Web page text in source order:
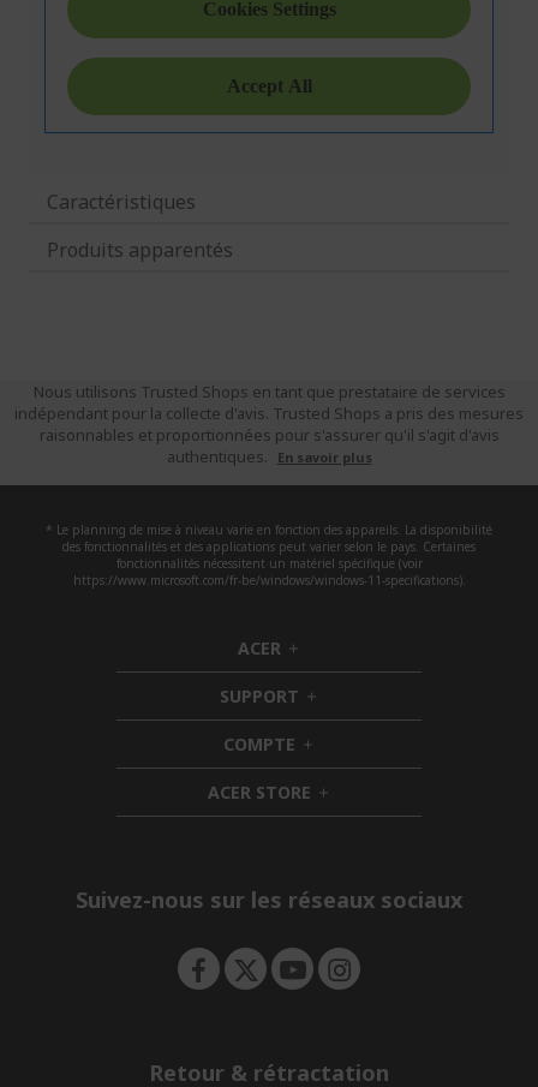
Caractéristiques
Produits apparentés
Nous utilisons Trusted Shops en tant que prestataire de services
indépendant pour la collecte d'avis. Trusted Shops a pris des mesures
raisonnables et proportionnées pour s'assurer qu'il s'agit d'avis
authentiques.
En savoir plus
* Le planning de mise à niveau varie en fonction des appareils. La disponibilité
des fonctionnalités et des applications peut varier selon le pays. Certaines
fonctionnalités nécessitent un matériel spécifique (voir
https://www.microsoft.com/fr-be/windows/windows-11-specifications).
ACER h
i
d
d
e
n
SUPPORT h
i
d
d
e
n
COMPTE h
i
d
d
ACER STORE h
i
e
Suivez-nous sur les réseaux sociaux
Retour & rétractation